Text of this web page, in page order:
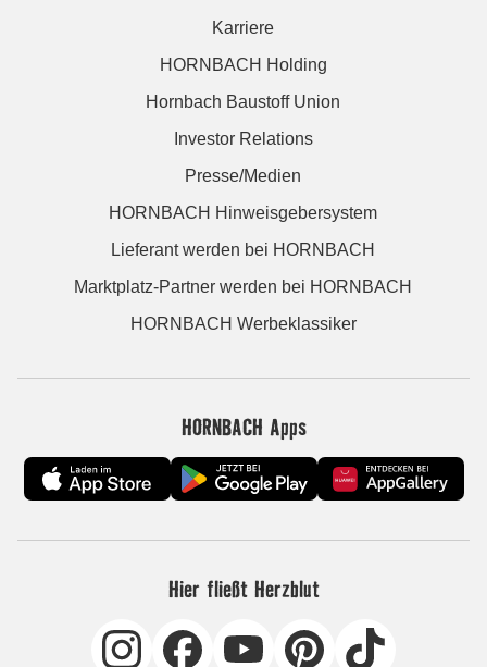
Karriere
HORNBACH Holding
Hornbach Baustoff Union
Investor Relations
Presse/Medien
HORNBACH Hinweisgebersystem
Lieferant werden bei HORNBACH
Marktplatz-Partner werden bei HORNBACH
HORNBACH Werbeklassiker
HORNBACH Apps
Hier fließt Herzblut